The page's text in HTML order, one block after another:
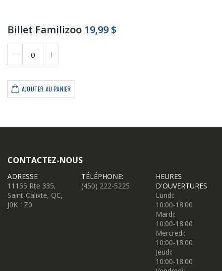
Billet Familizoo 19,99 $
AJOUTER AU PANIER
CONTACTEZ-NOUS
ADRESSE
11155 Rte 335,
Saint-Calixte, QC,
J0K 1Z0
TÉLÉPHONE:
(450) 222-5225
HEURES
D'OUVERTURES
Lundi:
10:00-18:00
Mardi:
10:00-18:00
Mercredi:
10:00-18:00
Jeudi:
10:00-18:00